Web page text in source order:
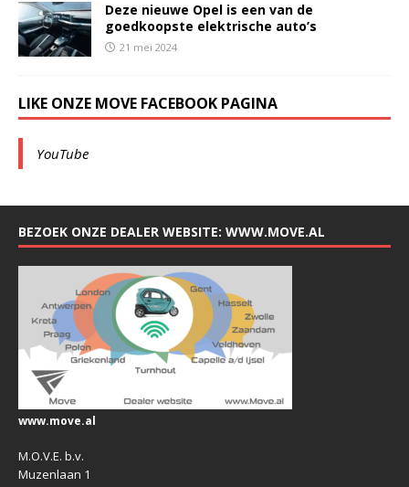
Deze nieuwe Opel is een van de
goedkoopste elektrische auto’s
21 mei 2024
LIKE ONZE MOVE FACEBOOK PAGINA
YouTube
BEZOEK ONZE DEALER WEBSITE: WWW.MOVE.AL
www.move.al
M.O.V.E. b.v.
Muzenlaan 1